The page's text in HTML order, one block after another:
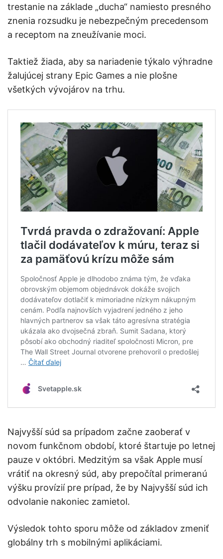
trestanie na základe „ducha“ namiesto presného
znenia rozsudku je nebezpečným precedensom
a receptom na zneužívanie moci.
Taktiež žiada, aby sa nariadenie týkalo výhradne
žalujúcej strany Epic Games a nie plošne
všetkých vývojárov na trhu.
Najvyšší súd sa prípadom začne zaoberať v
novom funkčnom období, ktoré štartuje po letnej
pauze v októbri. Medzitým sa však Apple musí
vrátiť na okresný súd, aby prepočítal primeranú
výšku provízií pre prípad, že by Najvyšší súd ich
odvolanie nakoniec zamietol.
Výsledok tohto sporu môže od základov zmeniť
globálny trh s mobilnými aplikáciami.